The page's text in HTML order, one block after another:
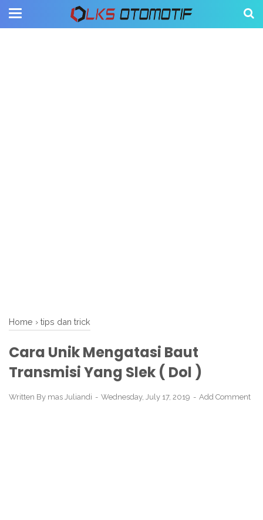
Home › tips dan trick
Cara Unik Mengatasi Baut
Transmisi Yang Slek ( Dol )
Written By mas Juliandi Wednesday, July 17, 2019 Add Comment